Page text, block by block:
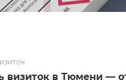
визиток в Тюмени —